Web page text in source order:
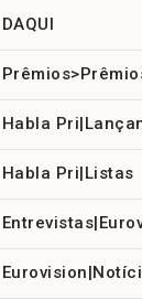
DAQUI
Habla
Habla Pri|Listas